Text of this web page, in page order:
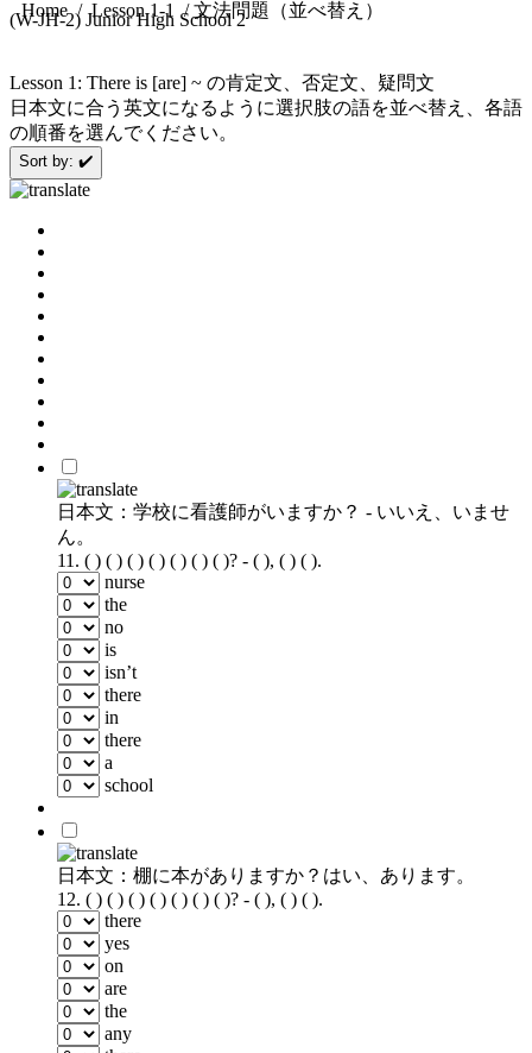
(W-JH-2) Junior High School 2
Home / Lesson 1-1 / 文法問題（並べ替え）
Lesson 1: There is [are] ~ の肯定文、否定文、疑問文
日本文に合う英文になるように選択肢の語を並べ替え、各語
の順番を選んでください。
Sort by: ✔️
日本文：学校に看護師がいますか？ - いいえ、いませ
ん。
11. ( ) ( ) ( ) ( ) ( ) ( ) ( )? - ( ), ( ) ( ).
nurse
the
no
is
isn’t
there
in
there
a
school
日本文：棚に本がありますか？はい、あります。
12. ( ) ( ) ( ) ( ) ( ) ( ) ( )? - ( ), ( ) ( ).
there
yes
on
are
the
any